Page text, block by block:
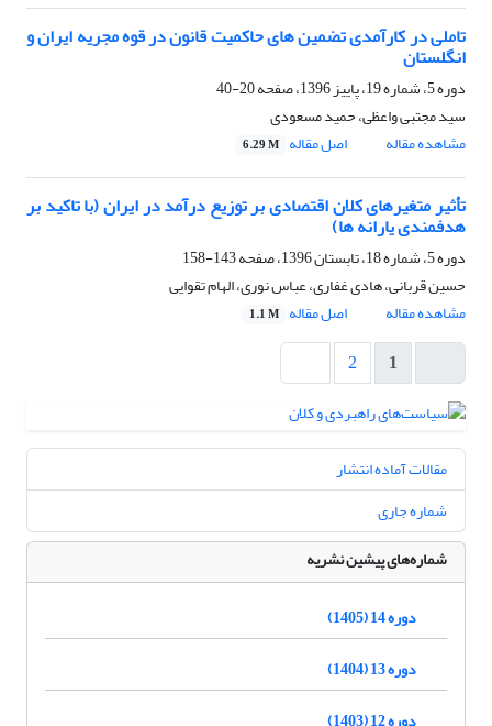
تاملی در کارآمدی تضمین های حاکمیت قانون در قوه مجریه ایران و
انگلستان
دوره 5، شماره 19، پاییز 1396، صفحه
20-40
سید مجتبی واعظی، حمید مسعودی
مشاهده مقاله
اصل مقاله 6.29 M
تأثیر متغیرهای کلان اقتصادی بر توزیع درآمد در ایران (با تاکید بر
هدفمندی یارانه ها)
دوره 5، شماره 18، تابستان 1396، صفحه
143-158
حسین قربانی، هادی غفاری، عباس نوری، الهام تقوایی
مشاهده مقاله
اصل مقاله 1.1 M
1
2
مقالات آماده انتشار
شماره جاری
شماره‌های پیشین نشریه
دوره 14 (1405)
دوره 13 (1404)